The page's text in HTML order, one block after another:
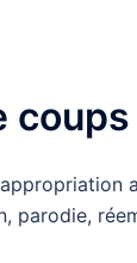
parodie,